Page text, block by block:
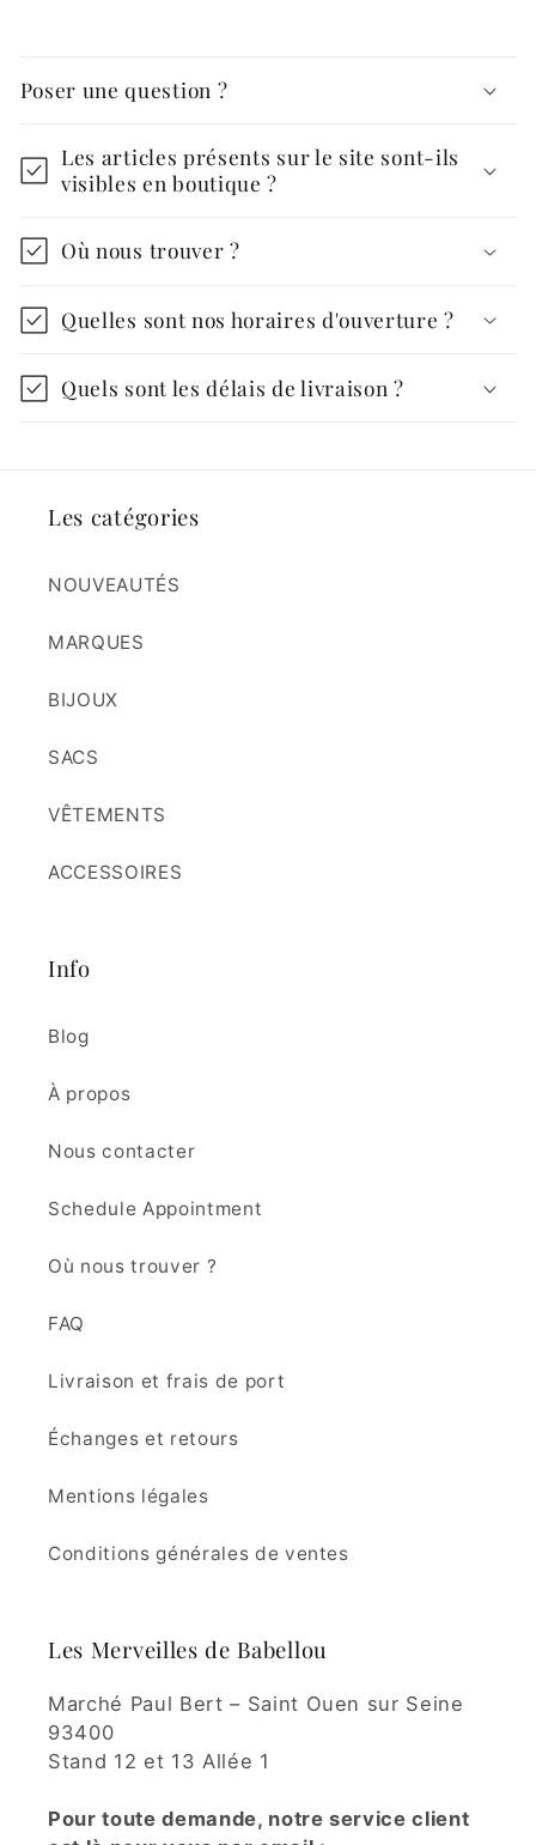
Poser une question ?
Les articles présents sur le site sont-ils
visibles en boutique ?
Où nous trouver ?
Quelles sont nos horaires d'ouverture ?
Quels sont les délais de livraison ?
Les catégories
NOUVEAUTÉS
MARQUES
BIJOUX
SACS
VÊTEMENTS
ACCESSOIRES
Info
Blog
À propos
Nous contacter
Schedule Appointment
Où nous trouver ?
FAQ
Livraison et frais de port
Échanges et retours
Mentions légales
Conditions générales de ventes
Les Merveilles de Babellou
Marché Paul Bert – Saint Ouen sur Seine
93400
Stand 12 et 13 Allée 1
Pour toute demande, notre service client